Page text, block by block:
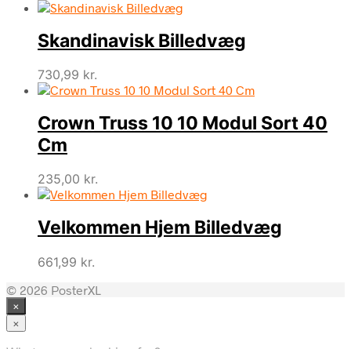
Skandinavisk Billedvæg
730,99 kr.
Crown Truss 10 10 Modul Sort 40
Cm
235,00 kr.
Velkommen Hjem Billedvæg
661,99 kr.
© 2026 PosterXL
×
×